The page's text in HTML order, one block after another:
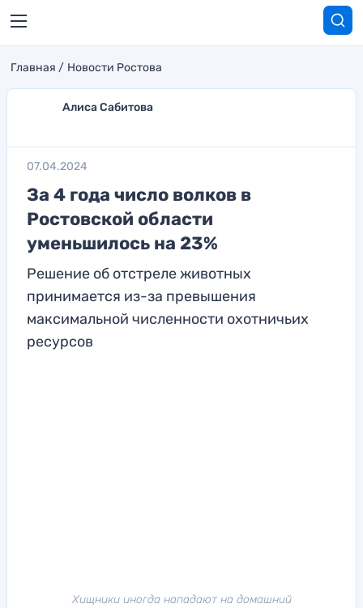
Главная Новости Ростова
Алиса Сабитова
07.04.2024
За 4 года число волков в
Ростовской области
уменьшилось на 23%
Решение об отстреле животных
принимается из-за превышения
максимальной численности охотничьих
ресурсов
Хищники иногда нападают на домашний